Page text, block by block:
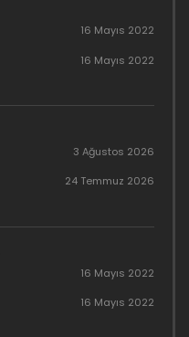
16 Mayıs 2022
16 Mayıs 2022
3 Ağustos 2026
24 Temmuz 2026
16 Mayıs 2022
16 Mayıs 2022